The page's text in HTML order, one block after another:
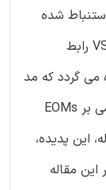
شده
است که کوپلینگ های دینامیکی قوی بین VSC رابط
گردد که مد
کنترل VSC مرتبط با کنترل ولتاژ لینک دی سی بر EOMs
این پدیده،
مقاله